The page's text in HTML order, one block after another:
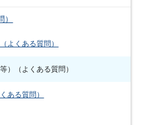
よくある質問）
）（よくある質問）
ある質問）